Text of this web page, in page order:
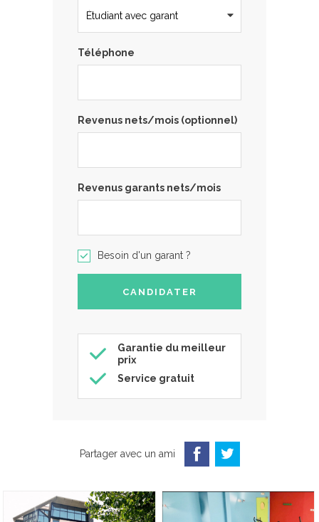
Téléphone
Revenus nets/mois (optionnel)
Revenus garants nets/mois
Besoin d'un garant ?
Garantie du meilleur
prix
Service gratuit
Partager avec un ami